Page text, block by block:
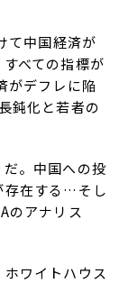
て中国経済が
べての指標が
がデフレに陥
鈍化と若者の
だ。中国への投
存在する…そし
のアナリス
ワイトハウス